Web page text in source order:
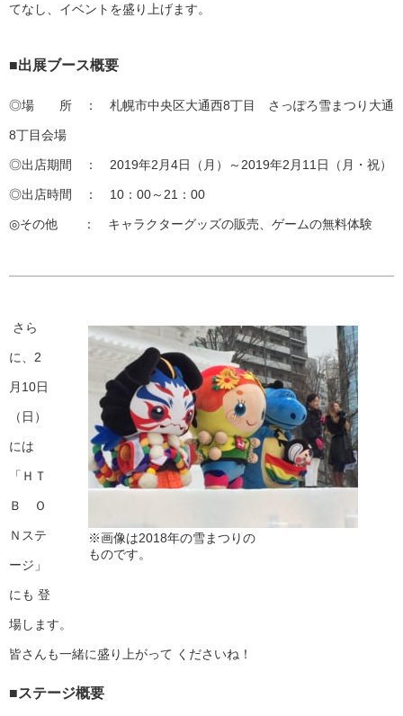
てなし、イベントを盛り上げます。
■出展ブース概要
◎場 所 ： 札幌市中央区大通西8丁目 さっぽろ雪まつり大通
8丁目会場
◎出店期間 ： 2019年2月4日（月）～2019年2月11日（月・祝）
◎出店時間 ： 10：00～21：00
◎その他 ： キャラクターグッズの販売、ゲームの無料体験
※画像は2018年の雪まつりの
ものです。
さら
に、2
月10日
（日）
には
「ＨＴ
Ｂ Ｏ
Ｎステ
ージ」
にも 登
場します。
皆さんも一緒に盛り上がって くださいね！
■ステージ概要